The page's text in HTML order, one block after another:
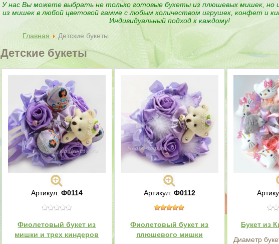
У нас Вы можете выбрать не только готовые букеты из плюшевых мишек, но
из мишек в любой цветовой гамме с любым количеством игрушек, конфет и
Индивидуальный подход к каждому!
Главная
Детские букеты
Детские букеты
Артикул: Ф0114
Фиолетовый букет из
мишки и трех киндеров
Артикул: Ф0112
Фиолетовый букет из
плюшевого мишки
Букет из
Диаметр